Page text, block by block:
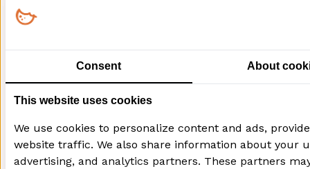
Consent About
This website uses cookies
We use cookies to personalize content and ads,
website traffic. We also share information about your
advertising, and analytics partners. These partners